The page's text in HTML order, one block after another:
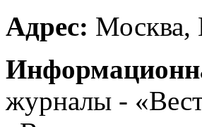
Адрес: Москва,
журналы -